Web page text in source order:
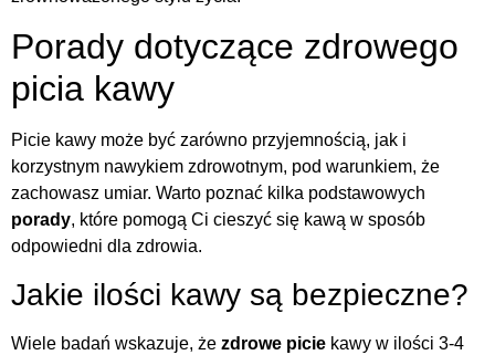
Porady dotyczące zdrowego
picia kawy
Picie kawy może być zarówno przyjemnością, jak i
korzystnym nawykiem zdrowotnym, pod warunkiem, że
zachowasz umiar. Warto poznać kilka podstawowych
porady, które pomogą Ci cieszyć się kawą w sposób
odpowiedni dla zdrowia.
Jakie ilości kawy są bezpieczne?
Wiele badań wskazuje, że zdrowe picie kawy w ilości 3-4